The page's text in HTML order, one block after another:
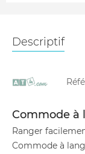
Descriptif
Commode à
Ranger
Commode à